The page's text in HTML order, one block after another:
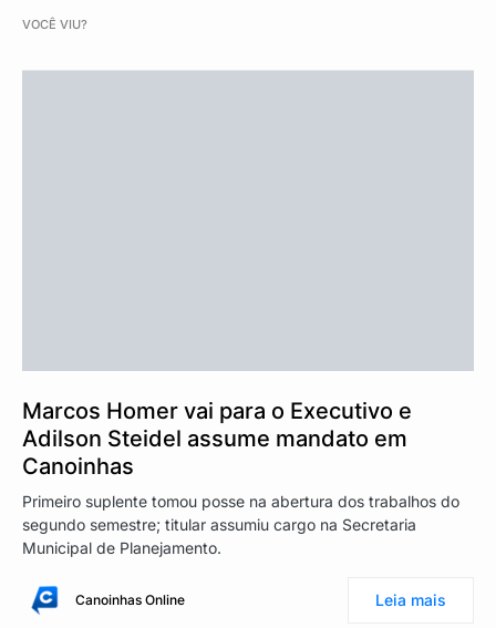
VOCÊ VIU?
Marcos Homer vai para o Executivo e
Adilson Steidel assume mandato em
Canoinhas
Primeiro suplente tomou posse na abertura dos trabalhos do
segundo semestre; titular assumiu cargo na Secretaria
Municipal de Planejamento.
Canoinhas Online Leia mais